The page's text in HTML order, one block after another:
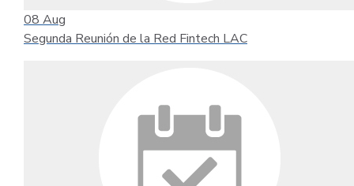
08 Aug
Segunda Reunión de la Red Fintech LAC